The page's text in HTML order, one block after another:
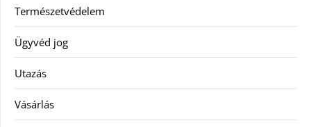
Természetvédelem
Ügyvéd jog
Utazás
Vásárlás